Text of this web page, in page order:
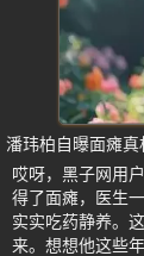
潘玮柏自曝面瘫
哎呀，黑子网用
得了面瘫，医生
实实吃药静养。
来。想想他这些